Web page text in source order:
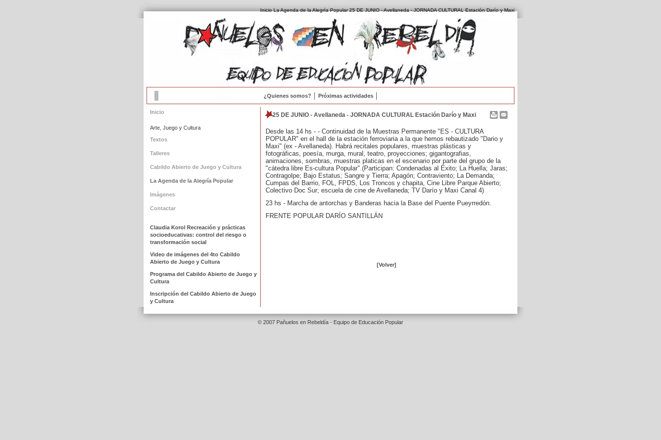
Inicio La Agenda de la Alegría Popular25 DE JUNIO - Avellaneda - JORNADA CULTURAL Estación Darío y Maxi
¿Quienes somos? Próximas actividades
Inicio
Arte, Juego y Cultura
Textos
Talleres
Cabildo Abierto de Juego y Cultura
La Agenda de la Alegría Popular
Imágenes
Contactar
Claudia Korol Recreación y prácticas
socioeducativas: control del riesgo o
transformación social
Video de imágenes del 4to Cabildo
Abierto de Juego y Cultura
Programa del Cabildo Abierto de Juego y
Cultura
Inscripción del Cabildo Abierto de Juego
y Cultura
25 DE JUNIO - Avellaneda - JORNADA CULTURAL Estación Darío y Maxi
Desde las 14 hs - - Continuidad de la Muestras Permanente "ES - CULTURA
POPULAR" en el hall de la estación ferroviaria a la que hemos rebautizado "Dario y
Maxi" (ex - Avellaneda). Habrá recitales populares, muestras plásticas y
fotográficas, poesía, murga, mural, teatro, proyecciones; gigantografias,
animaciones, sombras, muestras platicas en el escenario por parte del grupo de la
"cátedra libre Es-cultura Popular".(Participan: Condenadas al Éxito; La Huella; Jaras;
Contragolpe; Bajo Estatus; Sangre y Tierra; Apagón; Contraviento; La Demanda;
Cumpas del Barrio, FOL, FPDS, Los Troncos y chapita, Cine Libre Parque Abierto;
Colectivo Doc Sur; escuela de cine de Avellaneda; TV Darío y Maxi Canal 4)
23 hs - Marcha de antorchas y Banderas hacia la Base del Puente Pueyrredón.
FRENTE POPULAR DARÍO SANTILLÁN
[Volver]
© 2007 Pañuelos en Rebeldía - Equipo de Educación Popular